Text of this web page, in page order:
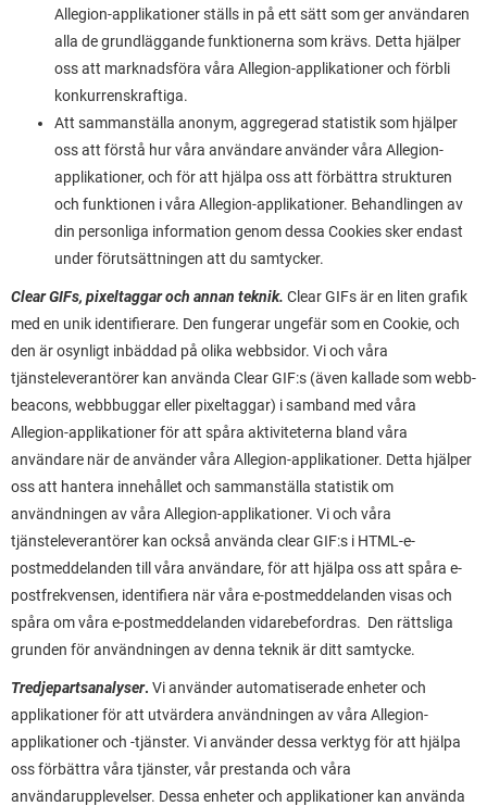
Allegion-applikationer ställs in på ett sätt som ger användaren
alla de grundläggande funktionerna som krävs. Detta hjälper
oss att marknadsföra våra Allegion-applikationer och förbli
konkurrenskraftiga.
Att sammanställa anonym, aggregerad statistik som hjälper
oss att förstå hur våra användare använder våra Allegion-
applikationer, och för att hjälpa oss att förbättra strukturen
och funktionen i våra Allegion-applikationer. Behandlingen av
din personliga information genom dessa Cookies sker endast
under förutsättningen att du samtycker.
Clear GIFs, pixeltaggar och annan teknik. Clear GIFs är en liten grafik
med en unik identifierare. Den fungerar ungefär som en Cookie, och
den är osynligt inbäddad på olika webbsidor. Vi och våra
tjänsteleverantörer kan använda Clear GIF:s (även kallade som webb-
beacons, webbbuggar eller pixeltaggar) i samband med våra
Allegion-applikationer för att spåra aktiviteterna bland våra
användare när de använder våra Allegion-applikationer. Detta hjälper
oss att hantera innehållet och sammanställa statistik om
användningen av våra Allegion-applikationer. Vi och våra
tjänsteleverantörer kan också använda clear GIF:s i HTML-e-
postmeddelanden till våra användare, för att hjälpa oss att spåra e-
postfrekvensen, identifiera när våra e-postmeddelanden visas och
spåra om våra e-postmeddelanden vidarebefordras. Den rättsliga
grunden för användningen av denna teknik är ditt samtycke.
Tredjepartsanalyser. Vi använder automatiserade enheter och
applikationer för att utvärdera användningen av våra Allegion-
applikationer och -tjänster. Vi använder dessa verktyg för att hjälpa
oss förbättra våra tjänster, vår prestanda och våra
användarupplevelser. Dessa enheter och applikationer kan använda